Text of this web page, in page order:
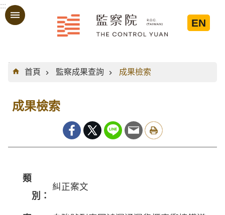
跳到主要內容區塊
:::
EN
:::
首頁
監察成果查詢 成果檢索
成果檢索
類
別：
糾正案文